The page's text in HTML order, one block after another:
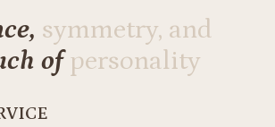
symmetry, and
ofpersonality